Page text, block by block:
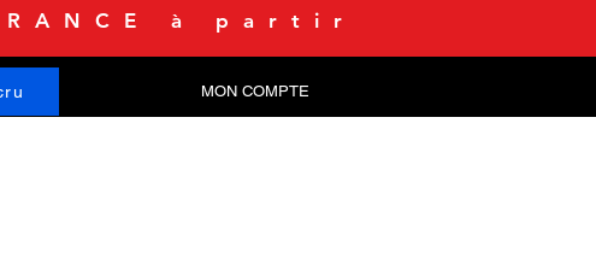
à partir
MON COMPTE